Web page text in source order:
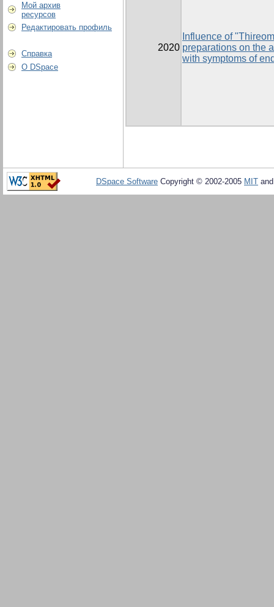
Мой архив
ресурсов
Редактировать профиль
Справка
О DSpace
2020
Influence of
preparations on the
with symptoms of
DSpace Software Copyright © 2002-2005 MIT